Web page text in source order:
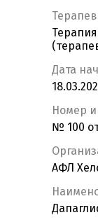
Дата
Номер и
№ 100
АФЛ